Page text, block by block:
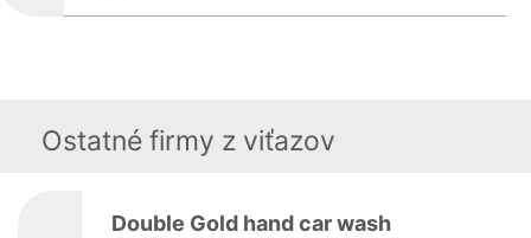
Ostatné firmy z viťazov
Double Gold hand car wash